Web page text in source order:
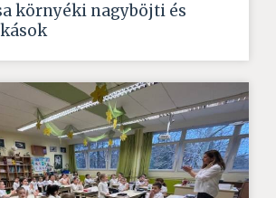
környéki nagyböjti és